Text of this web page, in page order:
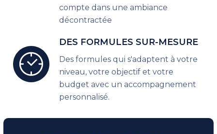
compte dans une ambiance
décontractée
DES FORMULES SUR-MESURE
Des formules qui s'adaptent à votre
niveau, votre objectif et votre
budget avec un accompagnement
personnalisé.